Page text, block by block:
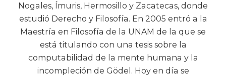
Nogales, Ímuris, Hermosillo y Zacatecas, donde
estudió Derecho y Filosofía. En 2005 entró a la
Maestría en Filosofía de la UNAM de la que se
está titulando con una tesis sobre la
computabilidad de la mente humana y la
incompleción de Gödel. Hoy en día se